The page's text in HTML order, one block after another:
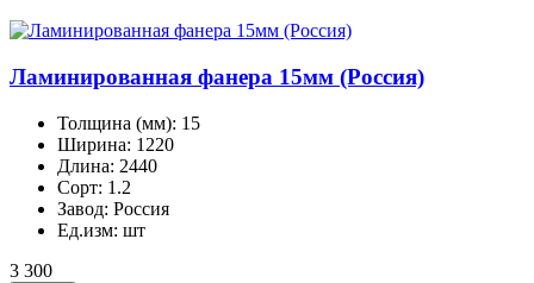
Ламинированная фанера 15мм (Россия)
Толщина (мм): 15
Ширина: 1220
Длина: 2440
Сорт: 1.2
Завод: Россия
Ед.изм: шт
3 300